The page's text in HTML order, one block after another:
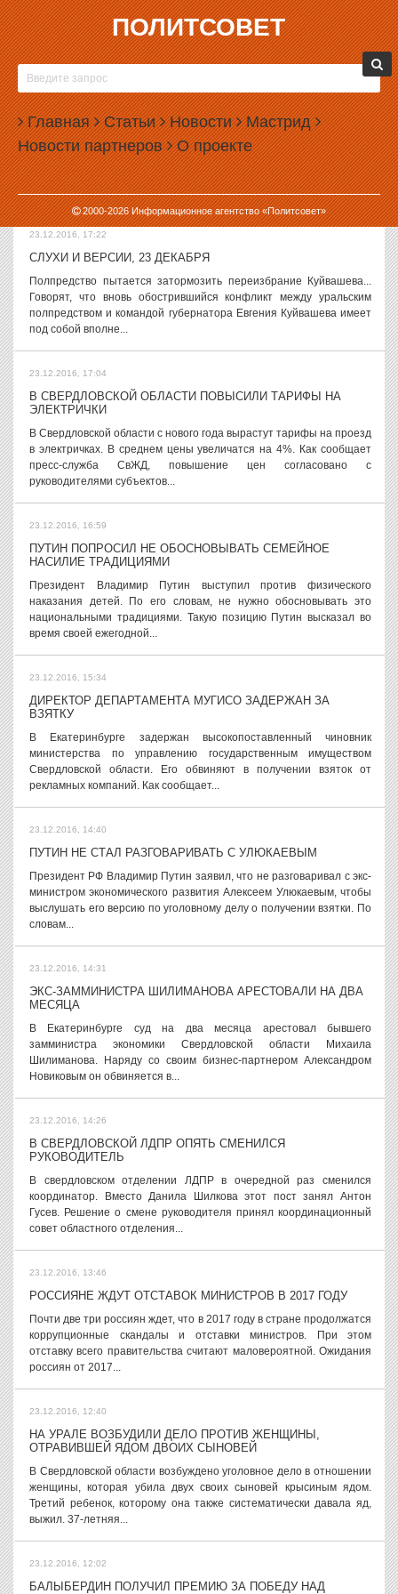
ПОЛИТСОВЕТ
Главная Статьи Новости Мастрид
Новости партнеров О проекте
2000-2026Информационное агентство «Политсовет»
23.12.2016, 17:45
ОТПРАВИЛИ ПОД
ДОМАШНИЙ АРЕСТ
Суд в Екатеринбурге
удовлетворил ходатайство о
домашнем аресте певца Александра Новикова. Ему предъявлено
обвинение в мошенничестве. Заседание по делу Новикова
состоялось в пятницу, 23 декабря. ...
23.12.2016, 17:22
СЛУХИ И ВЕРСИИ, 23 ДЕКАБРЯ
Полпредство пытается затормозить переизбрание Куйвашева...
Говорят, что вновь обострившийся конфликт между уральским
полпредством и командой губернатора Евгения Куйвашева имеет
под собой вполне...
23.12.2016, 17:04
В СВЕРДЛОВСКОЙ ОБЛАСТИ ПОВЫСИЛИ ТАРИФЫ НА
ЭЛЕКТРИЧКИ
В Свердловской области с нового года вырастут тарифы на проезд
в электричках. В среднем цены увеличатся на 4%. Как сообщает
пресс-служба СвЖД, повышение цен согласовано с
руководителями субъектов...
23.12.2016, 16:59
ПУТИН ПОПРОСИЛ НЕ ОБОСНОВЫВАТЬ СЕМЕЙНОЕ
НАСИЛИЕ ТРАДИЦИЯМИ
Президент Владимир Путин выступил против физического
наказания детей. По его словам, не нужно обосновывать это
национальными традициями. Такую позицию Путин высказал во
время своей ежегодной...
23.12.2016, 15:34
ДИРЕКТОР ДЕПАРТАМЕНТА МУГИСО ЗАДЕРЖАН ЗА
ВЗЯТКУ
В Екатеринбурге задержан высокопоставленный чиновник
министерства по управлению государственным имуществом
Свердловской области. Его обвиняют в получении взяток от
рекламных компаний. Как сообщает...
23.12.2016, 14:40
ПУТИН НЕ СТАЛ РАЗГОВАРИВАТЬ С УЛЮКАЕВЫМ
Президент РФ Владимир Путин заявил, что не разговаривал с экс-
министром экономического развития Алексеем Улюкаевым, чтобы
выслушать его версию по уголовному делу о получении взятки. По
словам...
23.12.2016, 14:31
ЭКС-ЗАММИНИСТРА ШИЛИМАНОВА АРЕСТОВАЛИ НА ДВА
МЕСЯЦА
В Екатеринбурге суд на два месяца арестовал бывшего
замминистра экономики Свердловской области Михаила
Шилиманова. Наряду со своим бизнес-партнером Александром
Новиковым он обвиняется в...
23.12.2016, 14:26
В СВЕРДЛОВСКОЙ ЛДПР ОПЯТЬ СМЕНИЛСЯ
РУКОВОДИТЕЛЬ
В свердловском отделении ЛДПР в очередной раз сменился
координатор. Вместо Данила Шилкова этот пост занял Антон
Гусев. Решение о смене руководителя принял координационный
совет областного отделения...
23.12.2016, 13:46
РОССИЯНЕ ЖДУТ ОТСТАВОК МИНИСТРОВ В 2017 ГОДУ
Почти две три россиян ждет, что в 2017 году в стране продолжатся
коррупционные скандалы и отставки министров. При этом
отставку всего правительства считают маловероятной. Ожидания
россиян от 2017...
23.12.2016, 12:40
НА УРАЛЕ ВОЗБУДИЛИ ДЕЛО ПРОТИВ ЖЕНЩИНЫ,
ОТРАВИВШЕЙ ЯДОМ ДВОИХ СЫНОВЕЙ
В Свердловской области возбуждено уголовное дело в отношении
женщины, которая убила двух своих сыновей крысиным ядом.
Третий ребенок, которому она также систематически давала яд,
выжил. 37-летняя...
23.12.2016, 12:02
БАЛЫБЕРДИН ПОЛУЧИЛ ПРЕМИЮ ЗА ПОБЕДУ НАД